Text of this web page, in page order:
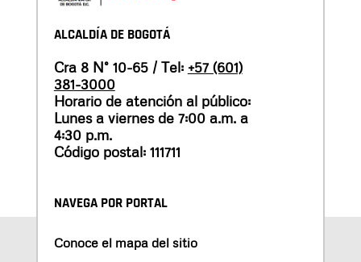
ALCALDÍA DE BOGOTÁ
Cra 8 N° 10-65 / Tel: +57 (601)
381-3000
Horario de atención al público:
Lunes a viernes de 7:00 a.m. a
4:30 p.m.
Código postal: 111711
NAVEGA POR PORTAL
Conoce el mapa del sitio